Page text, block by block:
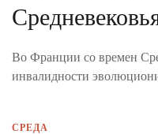
Во Франции со времен
инвалидности
СРЕДА